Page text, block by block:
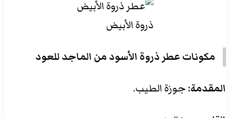
ذروة الأبيض
مكونات عطر ذروة الأسود من الماجد للعود
المقدمة: جوزة الطيب.